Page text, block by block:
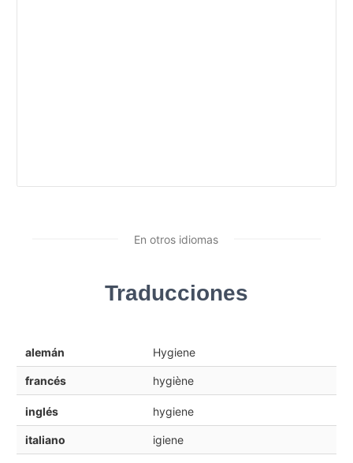
En otros idiomas
Traducciones
alemán Hygiene
francés hygiène
inglés hygiene
italiano igiene